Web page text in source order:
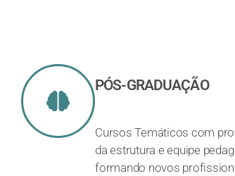
PÓS-GRADUAÇÃO
Cursos Temáticos com
da estrutura e equipe
formando novos